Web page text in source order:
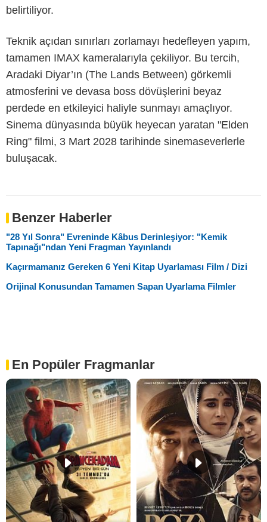
belirtiliyor.
Teknik açıdan sınırları zorlamayı hedefleyen yapım,
tamamen IMAX kameralarıyla çekiliyor. Bu tercih,
Aradaki Diyar’ın (The Lands Between) görkemli
atmosferini ve devasa boss dövüşlerini beyaz
perdede en etkileyici haliyle sunmayı amaçlıyor.
Sinema dünyasında büyük heyecan yaratan "Elden
Ring" filmi, 3 Mart 2028 tarihinde sinemaseverlerle
buluşacak.
Benzer Haberler
"28 Yıl Sonra" Evreninde Kâbus Derinleşiyor: "Kemik
Tapınağı"ndan Yeni Fragman Yayınlandı
Kaçırmamanız Gereken 6 Yeni Kitap Uyarlaması Film / Dizi
Orijinal Konusundan Tamamen Sapan Uyarlama Filmler
En Popüler Fragmanlar